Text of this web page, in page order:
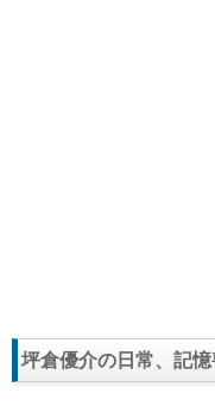
坪倉優介の日常、記